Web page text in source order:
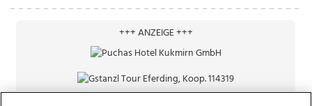
+++ ANZEIGE +++